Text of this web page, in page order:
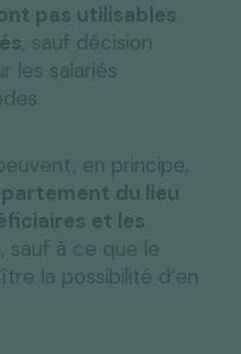
pas utilisables
, sauf décision
les salariés
en principe,
du lieu
et les
, sauf à ce que le
la possibilité d’en